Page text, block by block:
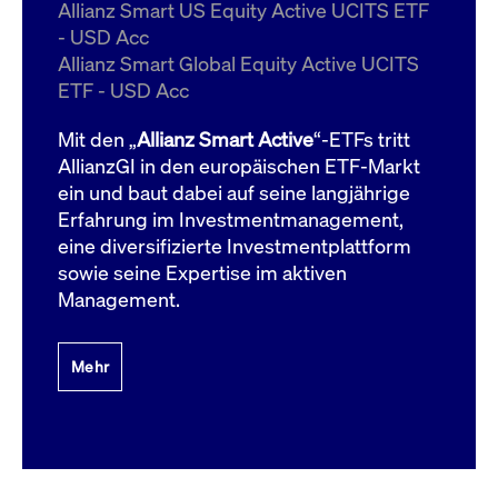
Allianz Smart US Equity Active UCITS ETF
- USD Acc
Allianz Smart Global Equity Active UCITS
ETF - USD Acc
Mit den „Allianz Smart Active“-ETFs tritt
AllianzGI in den europäischen ETF-Markt
ein und baut dabei auf seine langjährige
Erfahrung im Investmentmanagement,
eine diversifizierte Investmentplattform
sowie seine Expertise im aktiven
Management.
Mehr
ApplicationGatewayAffinityCORS
boerse.com
Domain
bis